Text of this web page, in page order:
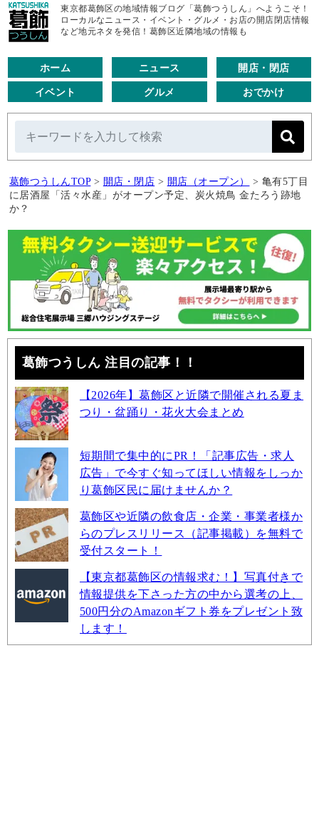
東京都葛飾区の地域情報ブログ「葛飾つうしん」へようこそ！
ローカルなニュース・イベント・グルメ・お店の開店閉店情報
など地元ネタを発信！葛飾区近隣地域の情報も
ホーム ニュース 開店・閉店
イベント グルメ おでかけ
葛飾つうしんTOP > 開店・閉店 > 開店（オープン） > 亀有5丁目
に居酒屋「活々水産」がオープン予定、炭火焼鳥 金たろう跡地
か？
葛飾つうしん 注目の記事！！
【2026年】葛飾区と近隣で開催される夏ま
つり・盆踊り・花火大会まとめ
短期間で集中的にPR！「記事広告・求人
広告」で今すぐ知ってほしい情報をしっか
り葛飾区民に届けませんか？
葛飾区や近隣の飲食店・企業・事業者様か
らのプレスリリース（記事掲載）を無料で
受付スタート！
【東京都葛飾区の情報求む！】写真付きで
情報提供を下さった方の中から選考の上、
500円分のAmazonギフト券をプレゼント致
します！